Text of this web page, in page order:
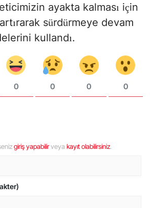
ayakta kalması için
ırarak sürdürmeye devam
kullandı.
0 0 0 0
giriş yapabilirveya kayıt olabilirsiniz.